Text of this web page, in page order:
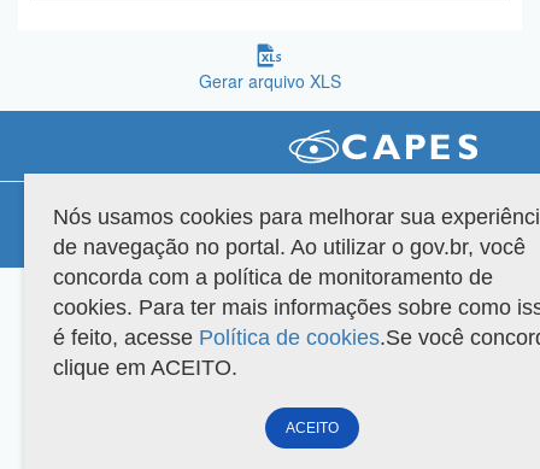
Gerar arquivo XLS
Versão do sistema: 3.88.9 Copyright 2022 Capes. Todos os direitos reservados.
Nós usamos cookies para melhorar sua
de navegação no portal. Ao utilizar o gov.br, você
concorda com a política de monitoramento de
cookies. Para ter mais informações sobre como
é feito, acesse Política de cookies.Se você
clique em ACEITO.
ACEITO